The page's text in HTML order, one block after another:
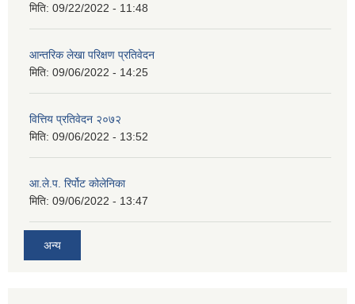
मिति: 09/22/2022 - 11:48
आन्तरिक लेखा परिक्षण प्रतिवेदन
मिति: 09/06/2022 - 14:25
वित्तिय प्रतिवेदन २०७२
मिति: 09/06/2022 - 13:52
आ.ले.प. रिर्पोट कोलेनिका
मिति: 09/06/2022 - 13:47
अन्य